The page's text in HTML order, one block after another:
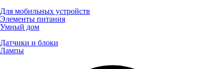
Для мобильных устройств
Элементы питания
Умный дом
Датчики и блоки
Лампы